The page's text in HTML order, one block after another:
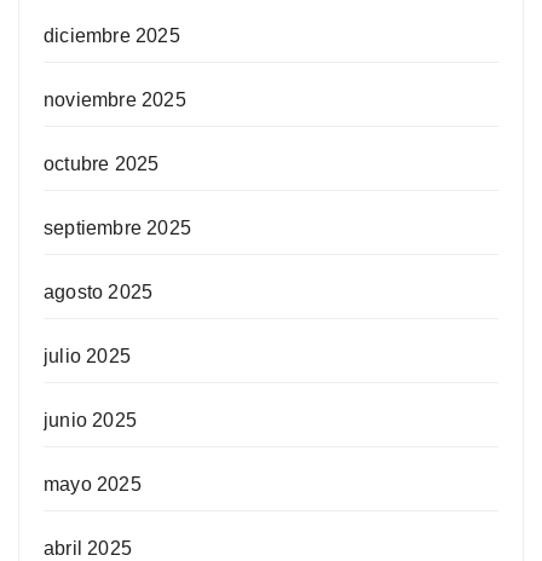
diciembre 2025
noviembre 2025
octubre 2025
septiembre 2025
agosto 2025
julio 2025
junio 2025
mayo 2025
abril 2025